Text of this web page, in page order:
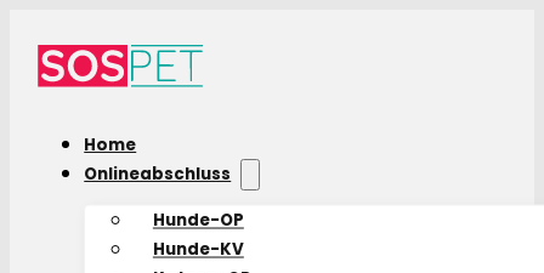
Home
Onlineabschluss
Hunde-OP
Hunde-KV